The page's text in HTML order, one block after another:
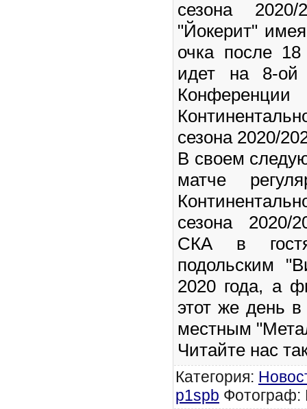
сезона
"Йокерит"
очка после
идет на 8-ой
сезона 2020/
В своем
матче
сезона 2020/
СКА в
подольским
2020 года, а
этот же день
местным
Читайте нас
Категория:
p1spb Фотограф: